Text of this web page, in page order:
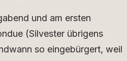
und am ersten
(Silvester übrigens
so eingebürgert, weil